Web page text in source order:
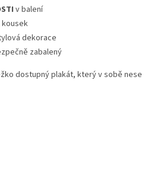
v balení
dekorace
zabalený
dostupný plakát, který v sobě nese